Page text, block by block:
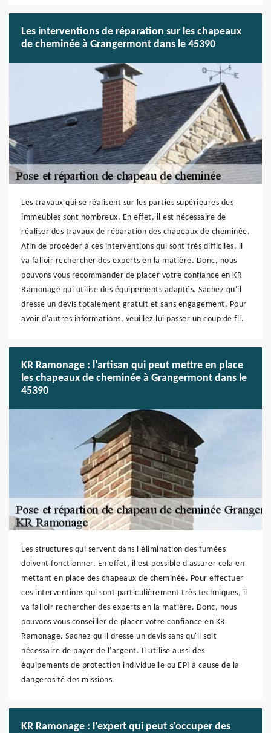
Les interventions de réparation sur les chapeaux
de cheminée à Grangermont dans le 45390
Les travaux qui se réalisent sur les parties supérieures des
immeubles sont nombreux. En effet, il est nécessaire de
réaliser des travaux de réparation des chapeaux de cheminée.
Afin de procéder à ces interventions qui sont très difficiles, il
va falloir rechercher des experts en la matière. Donc, nous
pouvons vous recommander de placer votre confiance en KR
Ramonage qui utilise des équipements adaptés. Sachez qu'il
dresse un devis totalement gratuit et sans engagement. Pour
avoir d'autres informations, veuillez lui passer un coup de fil.
KR Ramonage : l'artisan qui peut mettre en place
les chapeaux de cheminée à Grangermont dans le
45390
Les structures qui servent dans l'élimination des fumées
doivent fonctionner. En effet, il est possible d'assurer cela en
mettant en place des chapeaux de cheminée. Pour effectuer
ces interventions qui sont particulièrement très techniques, il
va falloir rechercher des experts en la matière. Donc, nous
pouvons vous conseiller de placer votre confiance en KR
Ramonage. Sachez qu'il dresse un devis sans qu'il soit
nécessaire de payer de l'argent. Il utilise aussi des
équipements de protection individuelle ou EPI à cause de la
dangerosité des missions.
KR Ramonage : l'expert qui peut s'occuper des